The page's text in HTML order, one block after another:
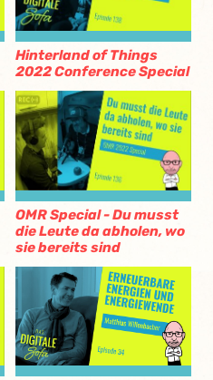
Hinterland of Things
2022 Conference Special
OMR Special - Du musst
die Leute da abholen, wo
sie bereits sind